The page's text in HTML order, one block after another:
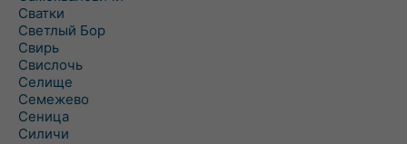
Сватки
Светлый Бор
Свирь
Свислочь
Селище
Семежево
Сеница
Силичи